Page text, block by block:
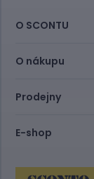
O SCONTU
O nákupu
Prodejny
E-shop